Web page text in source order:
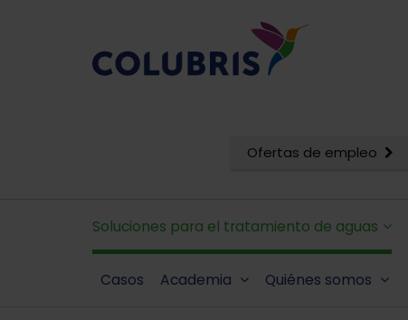
Ofertas de empleo
Soluciones para el tratamiento de aguas
Casos Academia Quiénes somos